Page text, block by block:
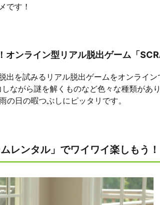
です！
ンライン型リアル脱出ゲーム「
出を試みるリアル脱出ゲームをオンライン
ながら謎を解くものなど色々な種類があ
の日の暇つぶしにピッタリです。
レンタル」でワイワイ楽しもう！